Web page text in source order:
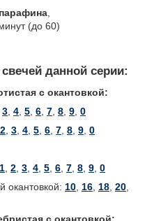
,
(до 60)
данной серии:
с окантовкой:
3, 4, 5, 6, 7, 8, 9, 0
2, 3, 4, 5, 6, 7, 8, 9, 0
1, 2, 3, 4, 5, 6, 7, 8, 9, 0
окантовкой: 10, 16, 18, 20,